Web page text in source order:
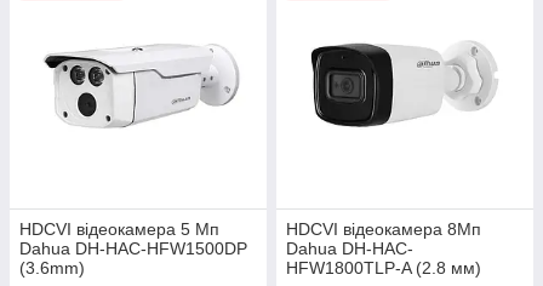
HDCVI відеокамера 5 Мп
Dahua DH-HAC-HFW1500DP
(3.6mm)
HDCVI відеокамера 8Мп
Dahua DH-HAC-
HFW1800TLP-A (2.8 мм)